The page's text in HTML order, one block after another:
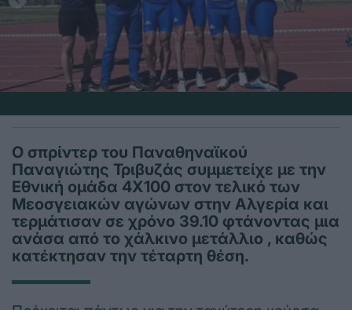
Ο σπρίντερ του Παναθηναϊκού
Παναγιώτης Τριβυζάς συμμετείχε με την
Εθνική ομάδα 4Χ100 στον τελικό των
Μεοσγειακών αγώνων στην Αλγερία και
τερμάτισαν σε χρόνο 39.10 φτάνοντας μια
ανάσα από το χάλκινο μετάλλιο , καθώς
κατέκτησαν την τέταρτη θέση.